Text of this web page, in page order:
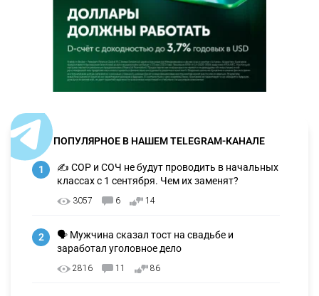
ПОПУЛЯРНОЕ В НАШЕМ TELEGRAM-КАНАЛЕ
1
✍️ СОР и СОЧ не будут проводить в начальных
классах с 1 сентября. Чем их заменят?
3057 6 14
2
🗣 Мужчина сказал тост на свадьбе и
заработал уголовное дело
2816 11 86